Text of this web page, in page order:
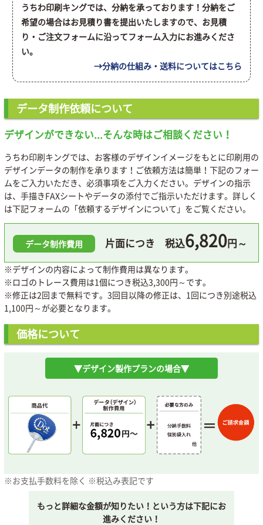
うちわ印刷キングでは、分納を承っております！分納をご
希望の場合はお見積り書を提出いたしますので、お見積
り・ご注文フォームに沿ってフォーム入力にお進みくださ
い。
→分納の仕組み・送料についてはこちら
データ制作依頼について
デザインができない...そんな時はご相談ください！
うちわ印刷キングでは、お客様のデザインイメージをもとに印刷用の
デザインデータの制作を承ります！ご依頼方法は簡単！下記のフォー
ムをご入力いただき、必須事項をご入力ください。デザインの指示
は、手描きFAXシートやデータの添付でご指示いただけます。詳しく
は下記フォームの「依頼するデザインについて」をご覧ください。
データ制作費用 片面につき 税込6,820円～
※デザインの内容によって制作費用は異なります。
※ロゴのトレース費用は1個につき税込3,300円～です。
※修正は2回まで無料です。3回目以降の修正は、1回につき別途税込
1,100円～が必要となります。
価格について
▼デザイン製作プランの場合▼
※お支払手数料を除く ※税込み表記です
もっと詳細な金額が知りたい！という方は下記にお
進みください！